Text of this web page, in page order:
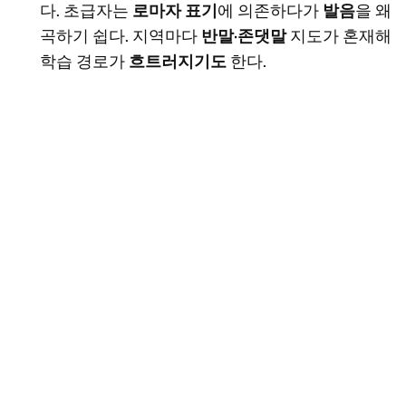
다. 초급자는 로마자 표기 에 의존하다가 발음을 왜
곡하기 쉽다. 지역마다 반말·존댓말지도가 혼재해
학습 경로가 흐트러지기도 한다.